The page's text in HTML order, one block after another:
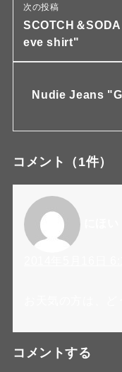
次の投稿
SCOTCH＆
eve shirt"
Nudie Jeans
コメント （1件）
コメントする